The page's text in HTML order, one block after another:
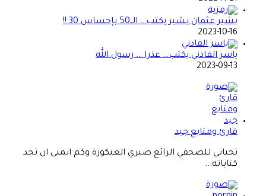
بشير عثمان بشير يكتب… الــ50 بإحساس 30 !!
2023-10-16
ياسر الفادني يكتب… عذرا … رسول الله
2023-09-13
قارئ ومتابع جيد
تحياتي للصحفي الرائع صبري العيكورة وكم اتمنى ان تجد
كتاباته...